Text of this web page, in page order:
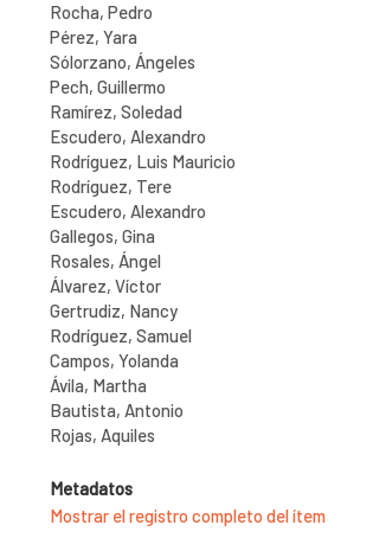
Rocha, Pedro
Pérez, Yara
Sólorzano, Ángeles
Pech, Guillermo
Ramírez, Soledad
Escudero, Alexandro
Rodríguez, Luis Mauricio
Rodríguez, Tere
Escudero, Alexandro
Gallegos, Gina
Rosales, Ángel
Álvarez, Víctor
Gertrudiz, Nancy
Rodríguez, Samuel
Campos, Yolanda
Ávila, Martha
Bautista, Antonio
Rojas, Aquiles
Metadatos
Mostrar el registro completo del ítem